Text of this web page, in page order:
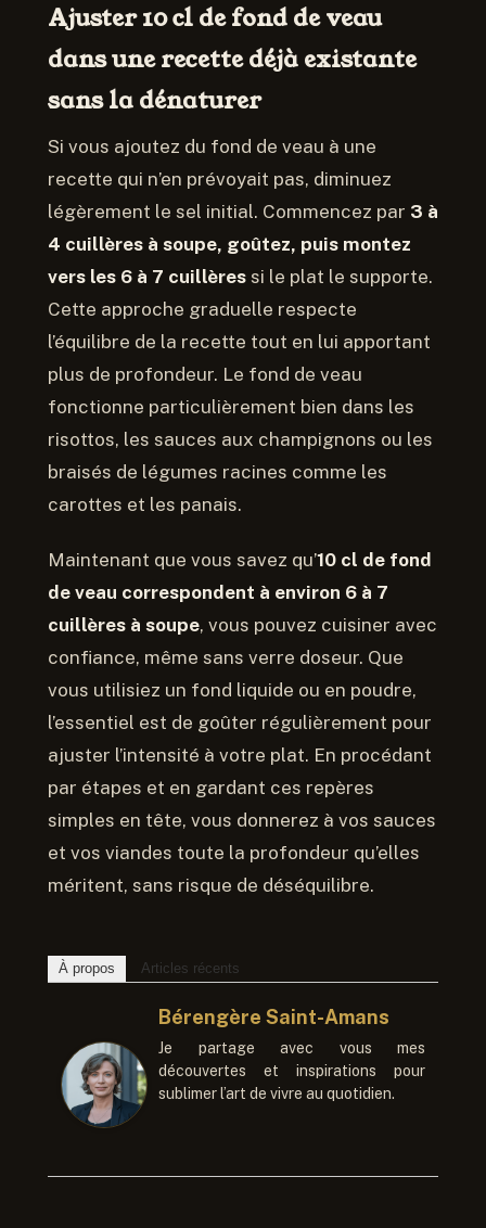
Ajuster 10 cl de fond de veau
dans une recette déjà existante
sans la dénaturer
Si vous ajoutez du fond de veau à une
recette qui n’en prévoyait pas, diminuez
légèrement le sel initial. Commencez par 3 à
4 cuillères à soupe, goûtez, puis montez
vers les 6 à 7 cuillères si le plat le supporte.
Cette approche graduelle respecte
l’équilibre de la recette tout en lui apportant
plus de profondeur. Le fond de veau
fonctionne particulièrement bien dans les
risottos, les sauces aux champignons ou les
braisés de légumes racines comme les
carottes et les panais.
Maintenant que vous savez qu’10 cl de fond
de veau correspondent à environ 6 à 7
cuillères à soupe, vous pouvez cuisiner avec
confiance, même sans verre doseur. Que
vous utilisiez un fond liquide ou en poudre,
l’essentiel est de goûter régulièrement pour
ajuster l’intensité à votre plat. En procédant
par étapes et en gardant ces repères
simples en tête, vous donnerez à vos sauces
et vos viandes toute la profondeur qu’elles
méritent, sans risque de déséquilibre.
À propos Articles récents
Bérengère Saint-Amans
Je partage avec vous mes
découvertes et inspirations pour
sublimer l’art de vivre au quotidien.